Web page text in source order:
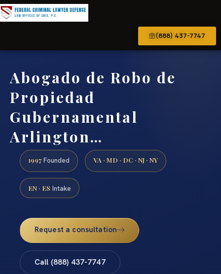
(888) 437-7747
Abogado de Robo de
Propiedad
Gubernamental
Arlington…
1997 Founded VA · MD · DC · NJ · NY
EN · ES Intake
Request a consultation
Call (888) 437-7747